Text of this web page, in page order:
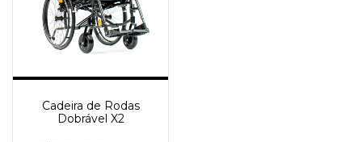
Cadeira de Rodas
Dobrável X2